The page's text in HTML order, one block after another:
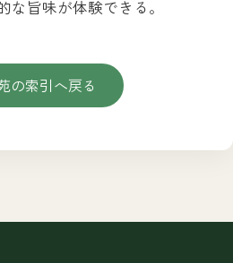
な旨味が体験できる。
の索引へ戻る